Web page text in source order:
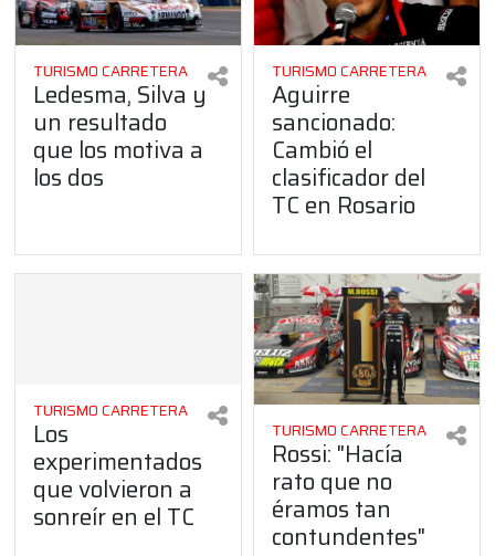
TURISMO CARRETERA
Ledesma, Silva y
un resultado
que los motiva a
los dos
TURISMO CARRETERA
Aguirre
sancionado:
Cambió el
clasificador del
TC en Rosario
TURISMO CARRETERA
Los
experimentados
que volvieron a
sonreír en el TC
TURISMO CARRETERA
Rossi: "Hacía
rato que no
éramos tan
contundentes"